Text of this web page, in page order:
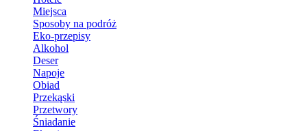
Miejsca
Sposoby na podróż
Eko-przepisy
Alkohol
Deser
Napoje
Obiad
Przekąski
Przetwory
Śniadanie